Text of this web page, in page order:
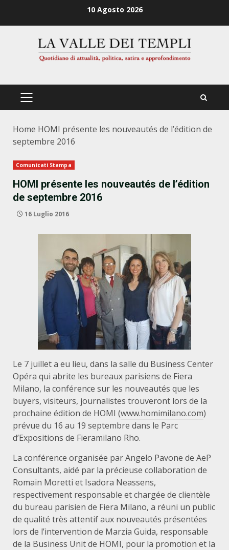
10 Agosto 2026
PRIMÄRES
Home HOMI présente les nouveautés de l’édition de
septembre 2016
Comunicati Stampa
HOMI présente les nouveautés de l’édition
de septembre 2016
16 Luglio 2016
Le 7 juillet a eu lieu, dans la salle du Business Center
Opéra qui abrite les bureaux parisiens de Fiera
Milano, la conférence sur les nouveautés que les
buyers, visiteurs, journalistes trouveront lors de la
prochaine édition de HOMI (www.homimilano.com)
prévue du 16 au 19 septembre dans le Parc
d’Expositions de Fieramilano Rho.
La conférence organisée par Angelo Pavone de AeP
Consultants, aidé par la précieuse collaboration de
Romain Moretti et Isadora Neassens,
respectivement responsable et chargée de clientèle
du bureau parisien de Fiera Milano, a réuni un public
de qualité très attentif aux nouveautés présentées
lors de l’intervention de Marzia Guida, responsable
de la Business Unit de HOMI, pour la promotion et la